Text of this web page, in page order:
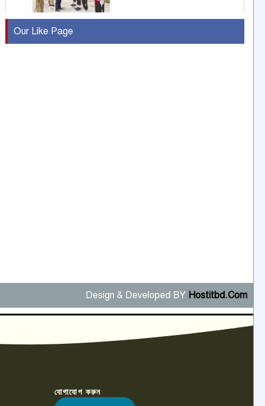
৫
১০
বিশ্বের সঙ্গে শিক্ষার্থীদের সংযোগ
গড়ে তুলতে হবে: শিমুল বিশ্বাস
Our Like Page
Design & Developed BY Hostitbd.Com
যোগাযোগ করুন